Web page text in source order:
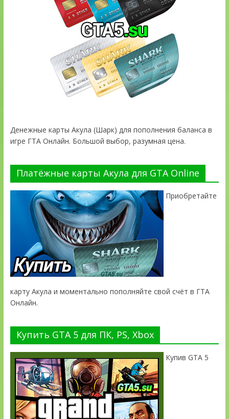
Денежные карты Акула (Шарк) для пополнения баланса в
игре ГТА Онлайн. Большой выбор, разумная цена.
Платёжные карты Акула для GTA Online
Приобретайте
карту Акула и моментально пополняйте свой счёт в ГТА
Онлайн.
Купить GTA 5 для ПК, PS, Xbox
Купив GTA 5